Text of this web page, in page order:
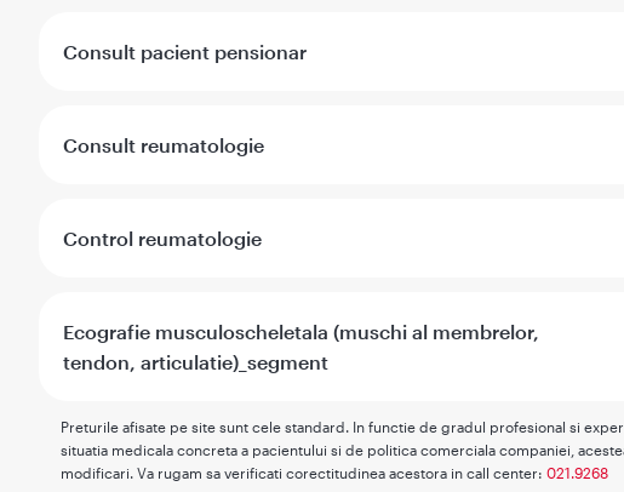
Consult pacient pensionar
Consult reumatologie
Control reumatologie
Ecografie musculoscheletala (muschi al membrelor,
tendon, articulatie)_segment
Preturile afisate pe site sunt cele standard. In functie de gradul profesional si
situatia medicala concreta a pacientului si de politica comerciala companiei,
modificari. Va rugam sa verificati corectitudinea acestora in call center: 021.9268